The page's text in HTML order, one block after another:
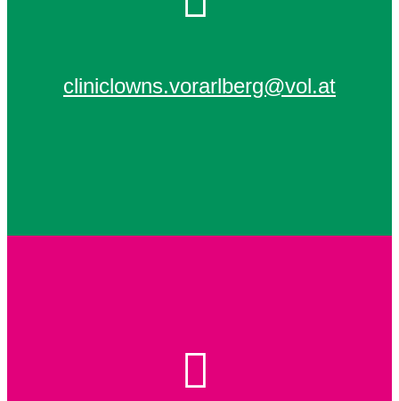
cliniclowns.vorarlberg@vol.at